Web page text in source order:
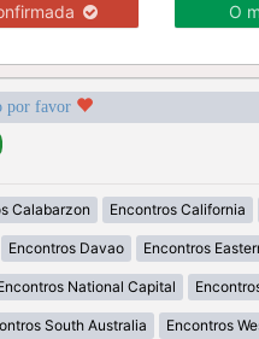
O
por favor
Calabarzon Encontros California
Encontros Davao Encontros
National Capital
South Australia Encontros